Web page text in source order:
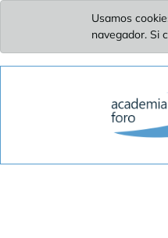
Usamos
navegador. Si